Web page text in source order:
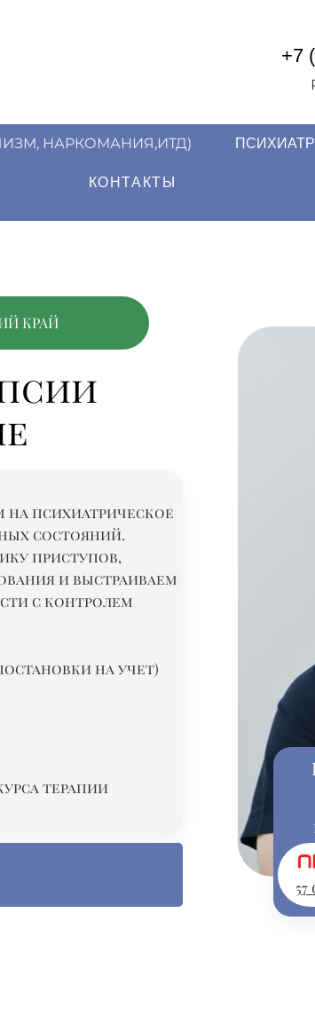
+7
НАРКОМАНИЯ,ИТД)
КОНТАКТЫ
КРАЙ
психиатрическое
состояний.
приступов,
и выстраиваем
с контролем
на учет)
терапии